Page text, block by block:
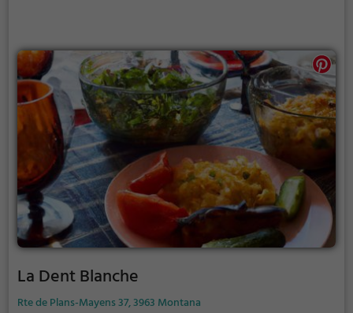
dabei.
La Dent Blanche
Rte de Plans-Mayens 37, 3963 Montana